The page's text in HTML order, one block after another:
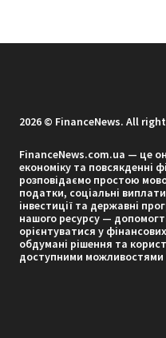
2026 © FinanceNews. All
FinanceNews.com.ua — це
економіку та повсякденні
розповідаємо простою
податки, соціальні
інвестиції та державні
нашого ресурсу —
орієнтуватися у
обдумані рішення та
доступними можливостями